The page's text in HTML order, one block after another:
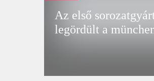
Az első
legördült a